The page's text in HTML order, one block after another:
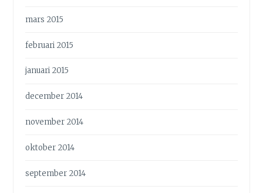
mars 2015
februari 2015
januari 2015
december 2014
november 2014
oktober 2014
september 2014